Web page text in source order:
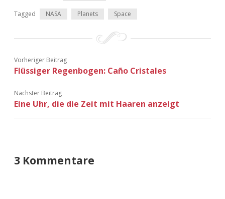
Tagged NASA Planets Space
Vorheriger Beitrag
Flüssiger Regenbogen: Caño Cristales
Nächster Beitrag
Eine Uhr, die die Zeit mit Haaren anzeigt
3 Kommentare